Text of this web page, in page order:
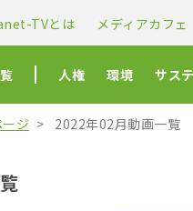
TVとは メディアカフェ
人権 環境 サス
ジ 2022年02月動画一覧